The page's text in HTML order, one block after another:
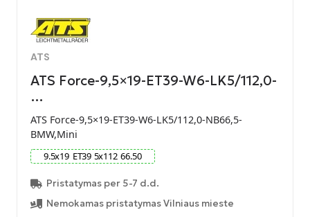
ATS
ATS Force-9,5×19-ET39-W6-LK5/112,0-
…
ATS Force-9,5×19-ET39-W6-LK5/112,0-NB66,5-
BMW,Mini
9.5x19 ET39 5x112 66.50
Pristatymas per 5-7 d.d.
Nemokamas pristatymas Vilniaus mieste